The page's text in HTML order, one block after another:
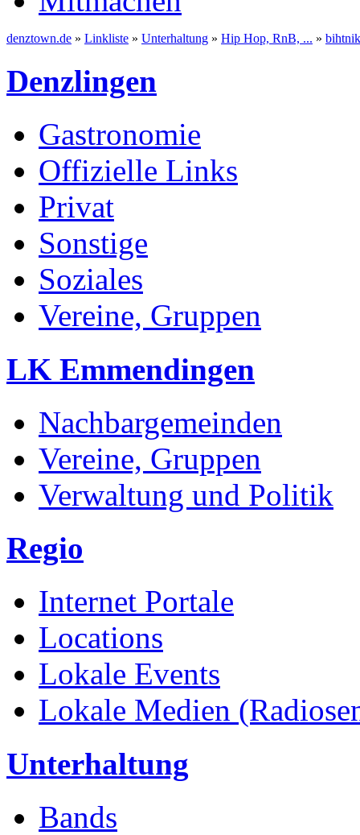
denztown.de » Linkliste » Unterhaltung » Hip Hop, RnB, ... »
Denzlingen
Gastronomie
Offizielle Links
Privat
Sonstige
Soziales
Vereine, Gruppen
LK Emmendingen
Nachbargemeinden
Vereine, Gruppen
Verwaltung und Politik
Regio
Internet Portale
Locations
Lokale Events
Lokale Medien
Unterhaltung
Bands